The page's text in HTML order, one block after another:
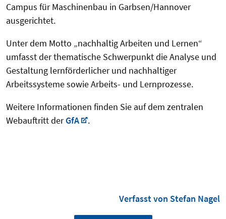
Campus für Maschinenbau in Garbsen/Hannover
ausgerichtet.
Unter dem Motto „nachhaltig Arbeiten und Lernen“
umfasst der thematische Schwerpunkt die Analyse und
Gestaltung lernförderlicher und nachhaltiger
Arbeitssysteme sowie Arbeits- und Lernprozesse.
Weitere Informationen finden Sie auf dem zentralen
Webauftritt derGfA .
Verfasst von Stefan Nagel